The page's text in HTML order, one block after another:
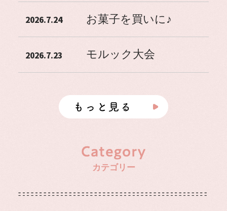
2026.7.24 お菓子を買いに♪
2026.7.23 モルック大会
カテゴリー